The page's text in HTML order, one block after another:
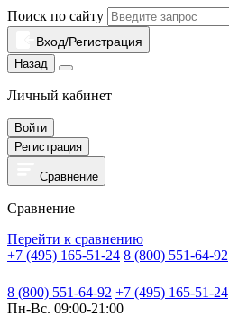
Поиск по сайту
Вход/Регистрация
Назад
Личный кабинет
Войти
Регистрация
Сравнение
Сравнение
Перейти к сравнению
+7 (495) 165-51-24 8 (800) 551-64-92
8 (800) 551-64-92 +7 (495) 165-51-24
Пн-Вс. 09:00-21:00